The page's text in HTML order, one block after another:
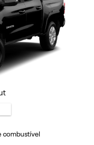
combustível